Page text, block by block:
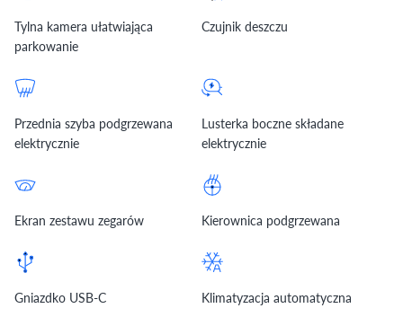
Tylna kamera ułatwiająca
parkowanie
Czujnik deszczu
Przednia szyba podgrzewana
elektrycznie
Lusterka boczne składane
elektrycznie
Ekran zestawu zegarów Kierownica podgrzewana
Gniazdko USB-C Klimatyzacja automatyczna